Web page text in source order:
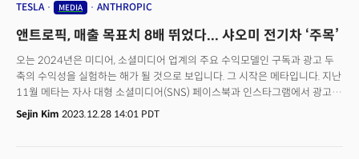
TESLA MEDIA ANTHROPIC
앤트로픽, 매출 목표치 8배 뛰었다... 샤오미 전기차 ‘주목’
오는 2024년은 미디어, 소셜미디어 업계의 주요 수익모델인 구독과 광고 두
축의 수익성을 실험하는 해가 될 것으로 보입니다. 그 시작은 메타입니다. 지난
11월 메타는 자사 대형 소셜미디어(SNS) 페이스북과 인스타그램에서 광고
없는 유로 구독 서비스를 시작했습니다. 대상 지역은 유럽연합(EU) 및
유럽경제지역(EEA) 국가로, 사용자들은 광고 활용에 동의하고 SNS를 무료로
Sejin Kim 2023.12.28 14:01 PDT